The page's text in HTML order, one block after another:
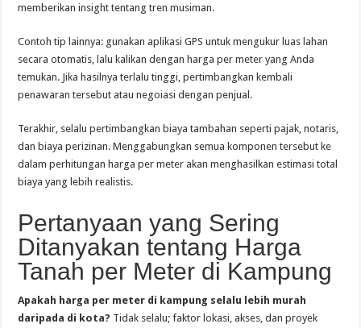
memberikan insight tentang tren musiman.
Contoh tip lainnya: gunakan aplikasi GPS untuk mengukur luas lahan
secara otomatis, lalu kalikan dengan harga per meter yang Anda
temukan. Jika hasilnya terlalu tinggi, pertimbangkan kembali
penawaran tersebut atau negoiasi dengan penjual.
Terakhir, selalu pertimbangkan biaya tambahan seperti pajak, notaris,
dan biaya perizinan. Menggabungkan semua komponen tersebut ke
dalam perhitungan harga per meter akan menghasilkan estimasi total
biaya yang lebih realistis.
Pertanyaan yang Sering
Ditanyakan tentang Harga
Tanah per Meter di Kampung
Apakah harga per meter di kampung selalu lebih murah
daripada di kota? Tidak selalu; faktor lokasi, akses, dan proyek